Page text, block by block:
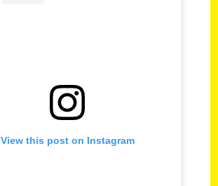
View this post on Instagram